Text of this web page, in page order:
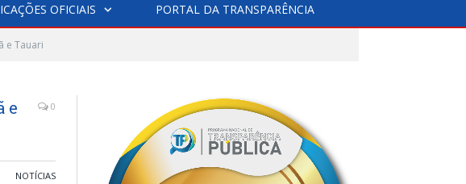
OFICIAIS PORTAL DA TRANSPARÊNCIA
e Tauari
e
0
NOTÍCIAS